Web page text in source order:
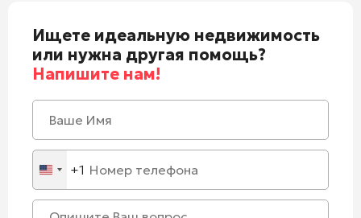
Ищете идеальную недвижимость
или нужна другая помощь?
Напишите нам!
United
States
+1
+1